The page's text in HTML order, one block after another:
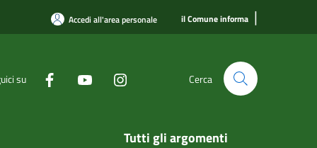
Accedi all'area personale il Comune informa |
su Cerca
Tutti gli argomenti